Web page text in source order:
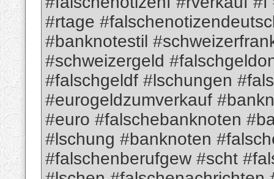
#rtage
#banknotestil
#schweizergeld
#falschgeldf #lschungen
#eurogeldzumverkauf
#euro #falschebanknoten
#lschung #banknoten
#falschenberufgew #scht